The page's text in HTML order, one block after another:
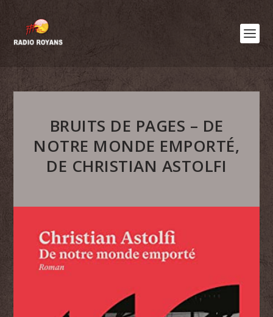
BRUITS DE PAGES – DE
NOTRE MONDE EMPORTÉ,
DE CHRISTIAN ASTOLFI